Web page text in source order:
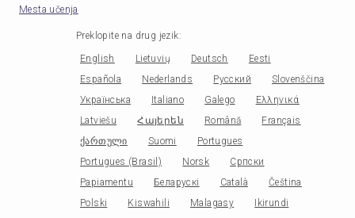
Mesta učenja
Preklopite na drug jezik:
English Lietuvių Deutsch
Eesti
Española
Nederlands Русский
Slovenščina
Українська
Italiano Galego
Ελληνικά
Latviešu
Հայերեն Română
Français
ქართული
Suomi
Portugues
Portugues (Brasil)
Norsk
Српски
Papiamentu
Беларускі Català
Čeština
Polski
Kiswahili Malagasy Ikirundi